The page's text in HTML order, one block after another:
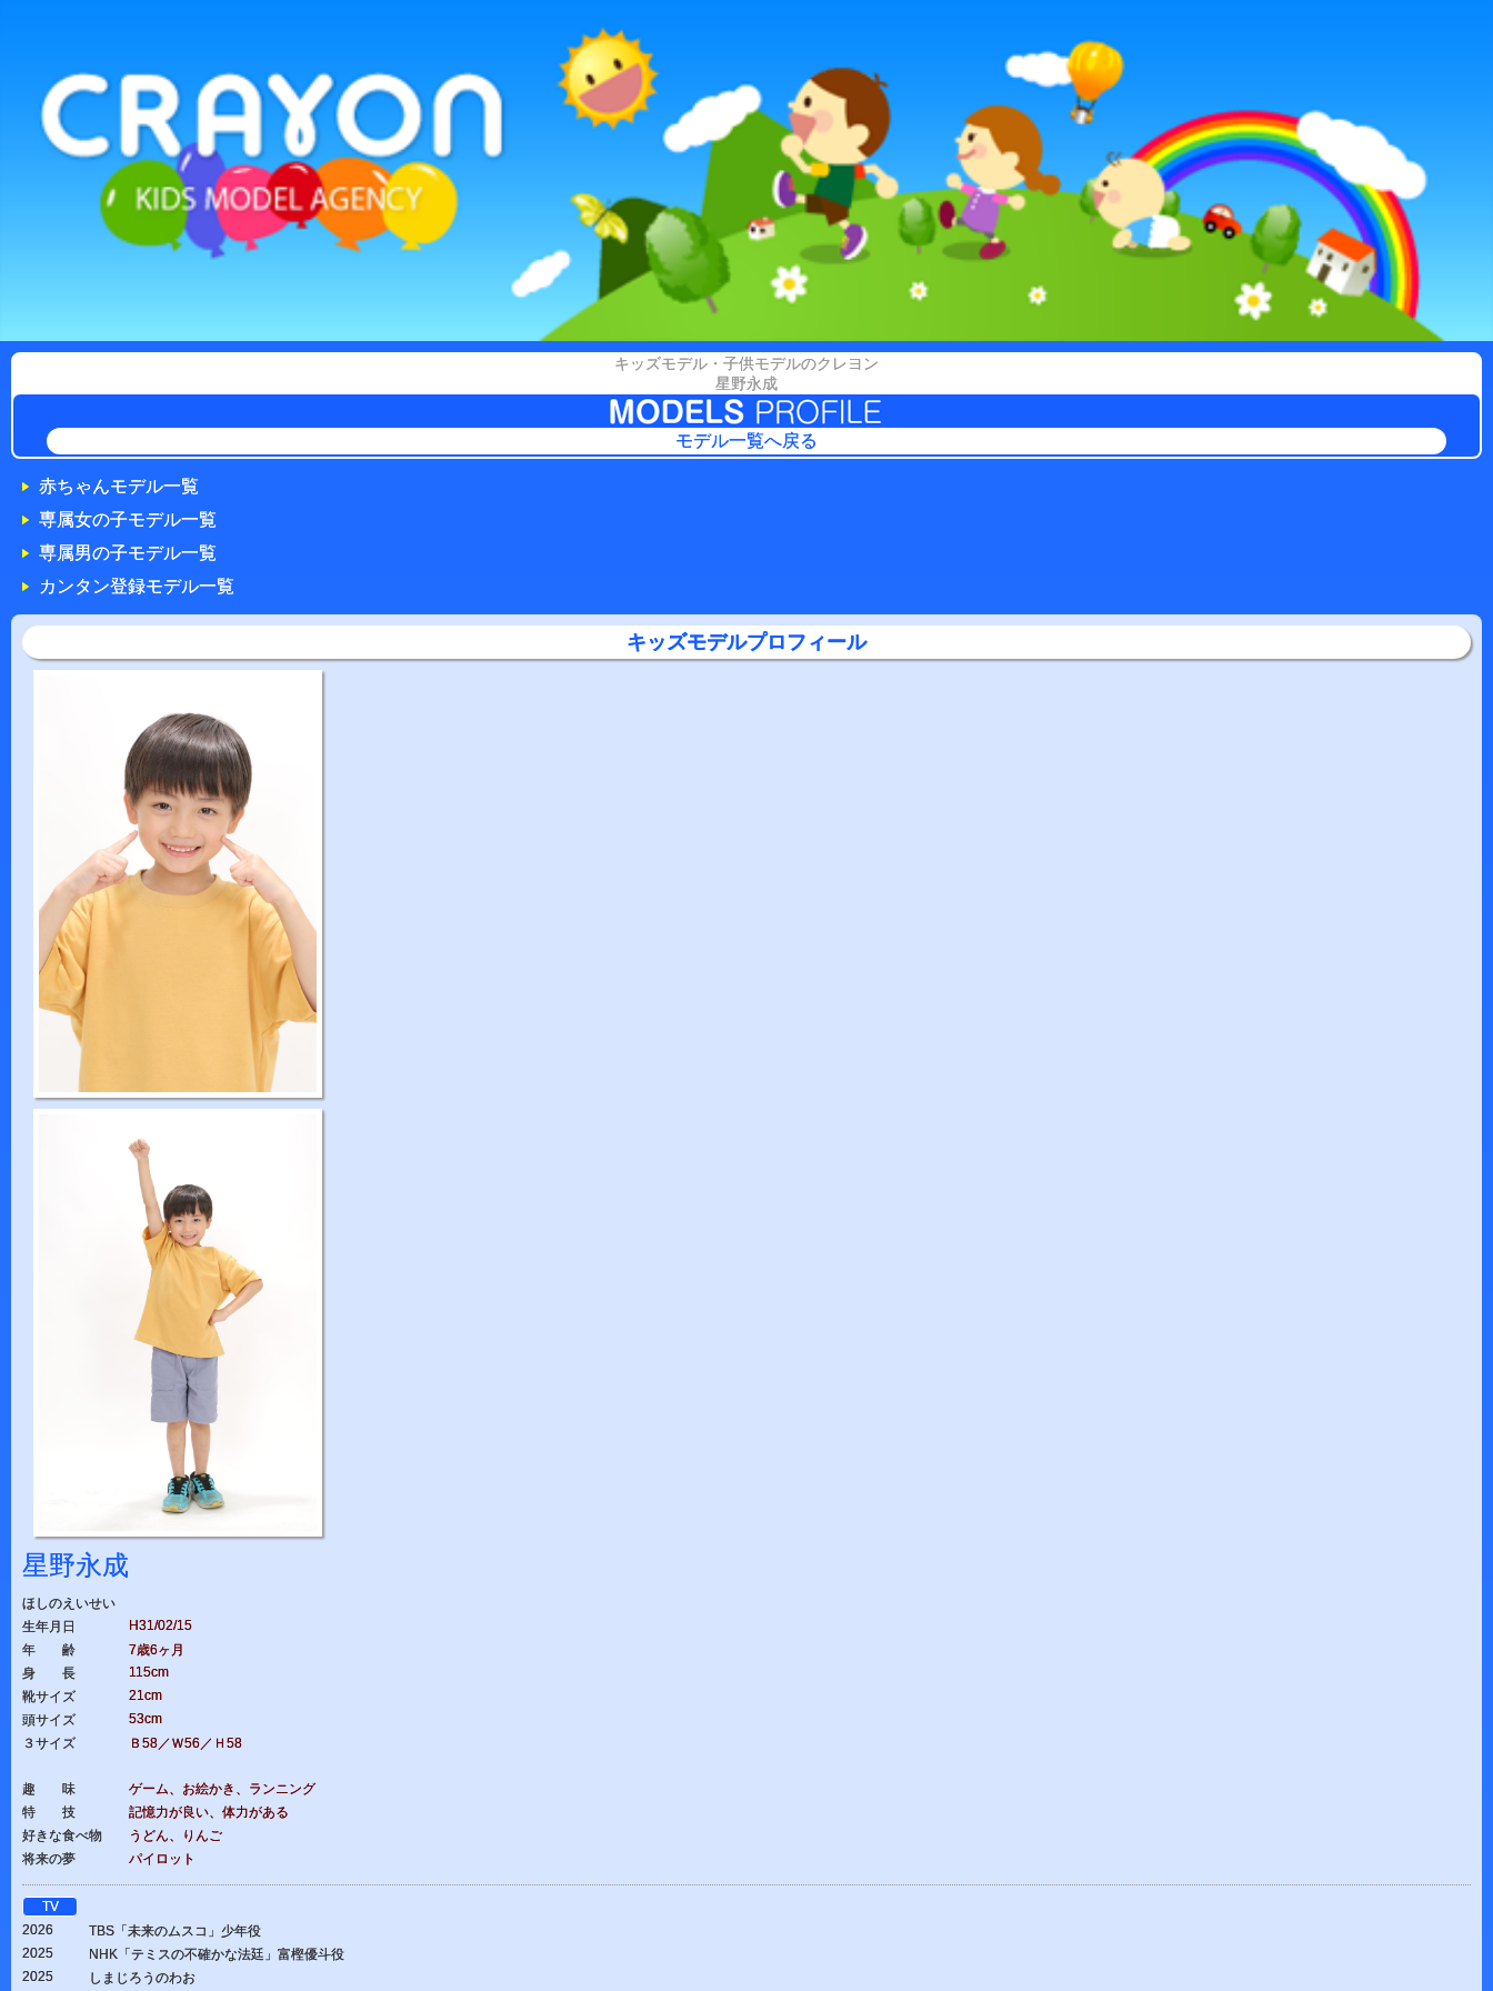
キッズモデル・子供モデルのクレヨン
星野永成
モデル一覧へ戻る
赤ちゃんモデル一覧
専属女の子モデル一覧
専属男の子モデル一覧
カンタン登録モデル一覧
キッズモデルプロフィール
星野永成
ほしのえいせい
生年月日
H31/02/15
年 齢
7歳6ヶ月
身 長
115cm
靴サイズ
21cm
頭サイズ
53cm
３サイズ
Ｂ58／Ｗ56／Ｈ58
趣 味
ゲーム、お絵かき、ランニング
特 技
記憶力が良い、体力がある
好きな食べ物
うどん、りんご
将来の夢
パイロット
TV
2026
TBS「未来のムスコ」少年役
2025
NHK「テミスの不確かな法廷」富樫優斗役
2025
しまじろうのわお